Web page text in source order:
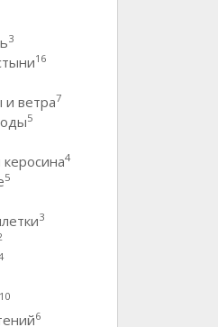
3
16
ветра7
5
4
5
3
10
6